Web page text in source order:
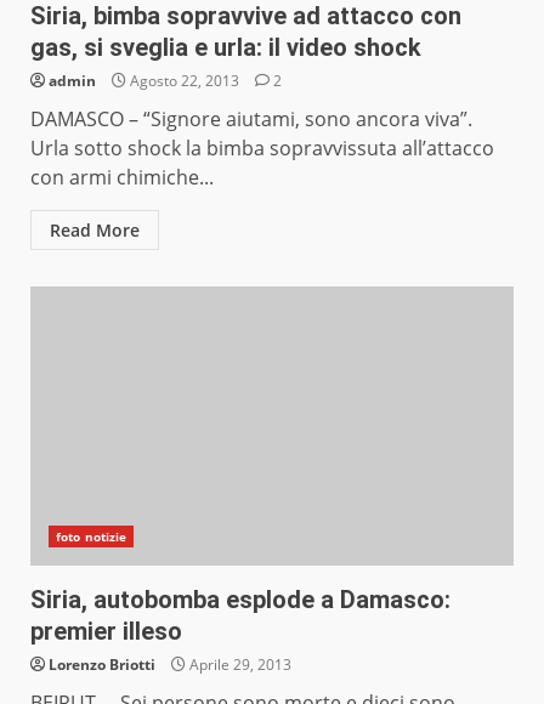
Siria, bimba sopravvive ad attacco con
gas, si sveglia e urla: il video shock
admin Agosto 22, 2013 2
DAMASCO – “Signore aiutami, sono ancora viva”.
Urla sotto shock la bimba sopravvissuta all’attacco
con armi chimiche...
Read More
foto notizie
Siria, autobomba esplode a Damasco:
premier illeso
Lorenzo Briotti Aprile 29, 2013